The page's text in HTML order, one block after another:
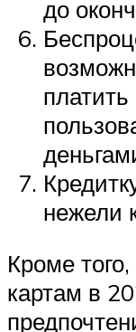
до
нежели
Кроме
картам в